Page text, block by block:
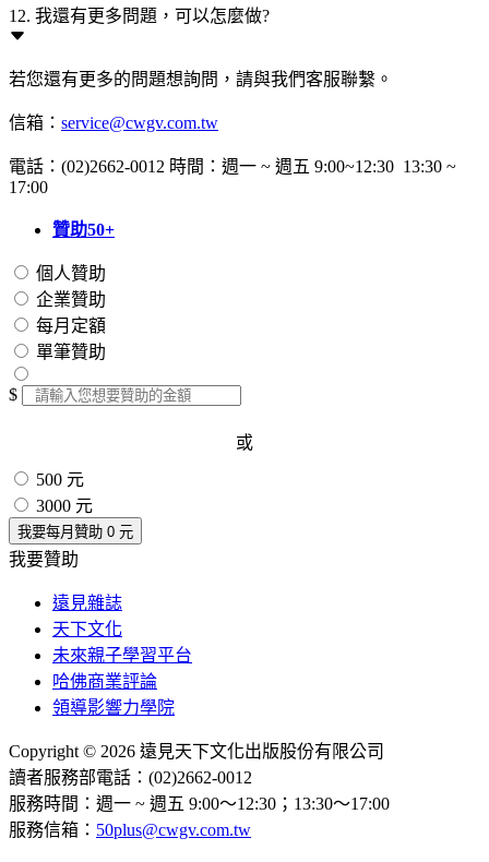
12. 我還有更多問題，可以怎麼做?
若您還有更多的問題想詢問，請與我們客服聯繫。
信箱： service@cwgv.com.tw
電話：(02)2662-0012 時間：週一 ~ 週五 9:00~12:30 13:30 ~
17:00
贊助50+
個人贊助
企業贊助
每月定額
單筆贊助
$
或
500 元
3000 元
我要每月贊助 0 元
我要贊助
遠見雜誌
天下文化
未來親子學習平台
哈佛商業評論
領導影響力學院
Copyright © 2026 遠見天下文化出版股份有限公司
讀者服務部電話：(02)2662-0012
服務時間：週一 ~ 週五 9:00～12:30；13:30～17:00
服務信箱： 50plus@cwgv.com.tw